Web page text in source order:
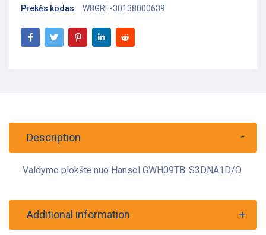
Prekės kodas:
W8GRE-30138000639
Description
Valdymo plokštė nuo Hansol GWH09TB-S3DNA1D/O
Additional information